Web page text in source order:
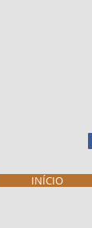
INÍCIO